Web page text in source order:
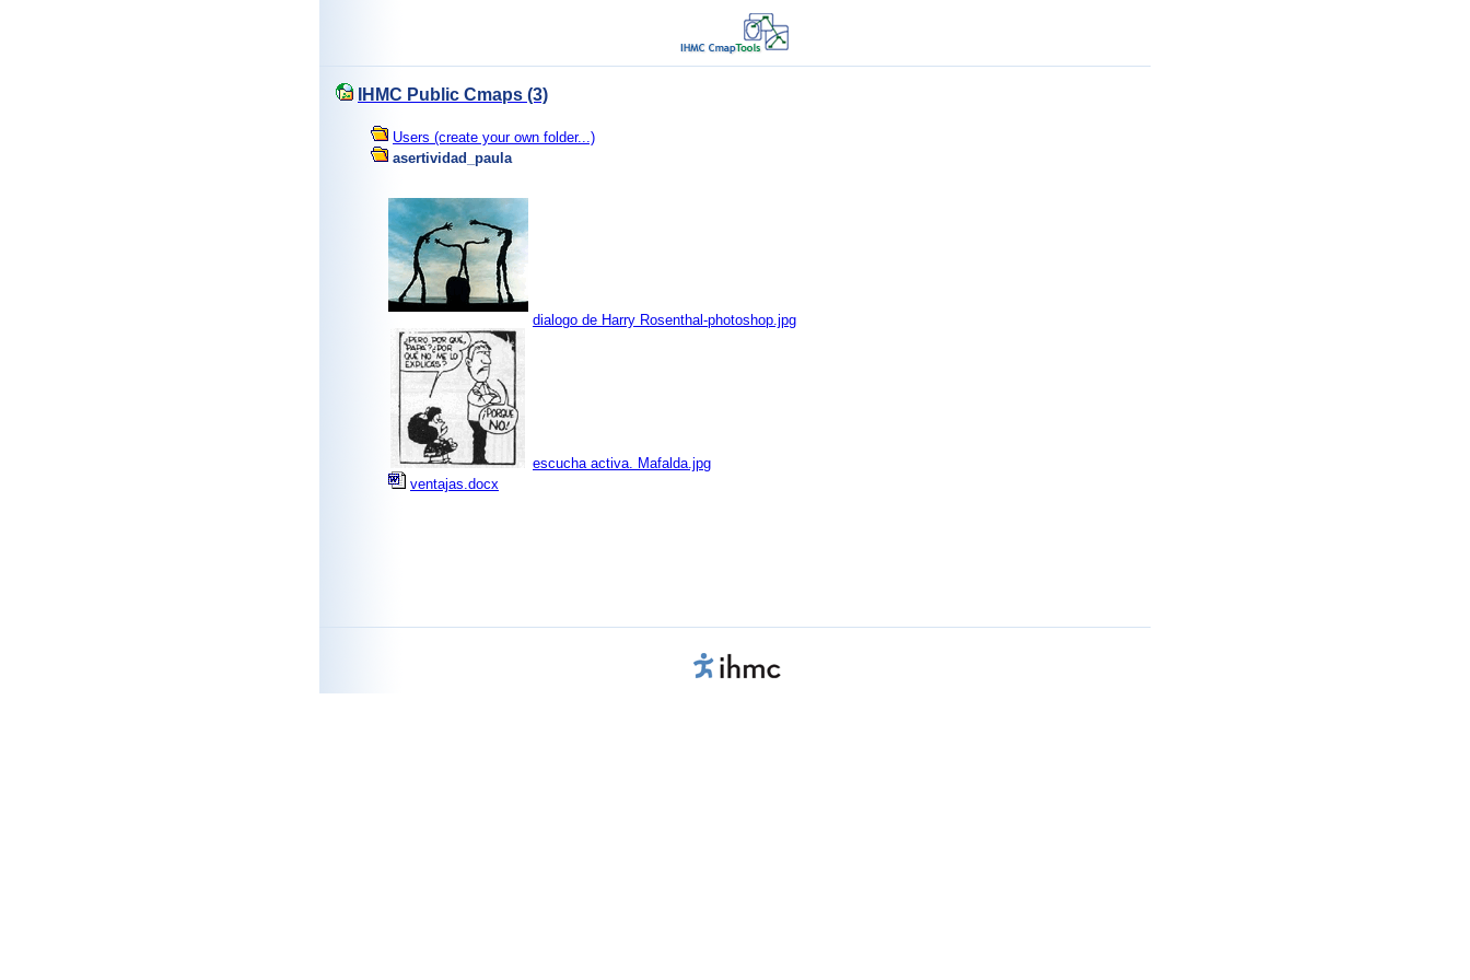
IHMC Public Cmaps (3)
Users (create your own folder...)
asertividad_paula
dialogo de Harry Rosenthal-photoshop.jpg
escucha activa. Mafalda.jpg
ventajas.docx